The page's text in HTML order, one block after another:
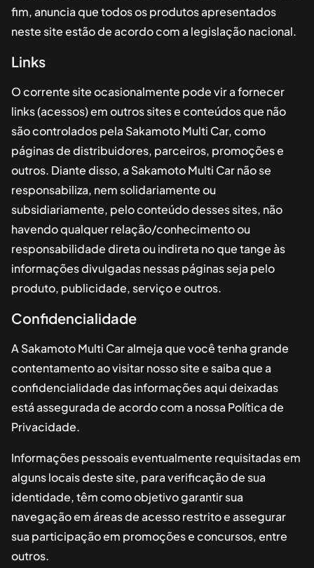
fim, anuncia que todos os produtos apresentados
neste site estão de acordo com a legislação nacional.
Links
O corrente site ocasionalmente pode vir a fornecer
links (acessos) em outros sites e conteúdos que não
são controlados pela Sakamoto Multi Car, como
páginas de distribuidores, parceiros, promoções e
outros. Diante disso, a Sakamoto Multi Carnão se
responsabiliza, nem solidariamente ou
subsidiariamente, pelo conteúdo desses sites, não
havendo qualquer relação/conhecimento ou
responsabilidade direta ou indireta no que tange às
informações divulgadas nessas páginas seja pelo
produto, publicidade, serviço e outros.
Confidencialidade
A Sakamoto Multi Caralmeja que você tenha grande
contentamento ao visitar nosso site e saiba que a
confidencialidade das informações aqui deixadas
está assegurada de acordo com a nossa Política de
Privacidade.
Informações pessoais eventualmente requisitadas em
alguns locais deste site, para verificação de sua
identidade, têm como objetivo garantir sua
navegação em áreas de acesso restrito e assegurar
sua participação em promoções e concursos, entre
outros.